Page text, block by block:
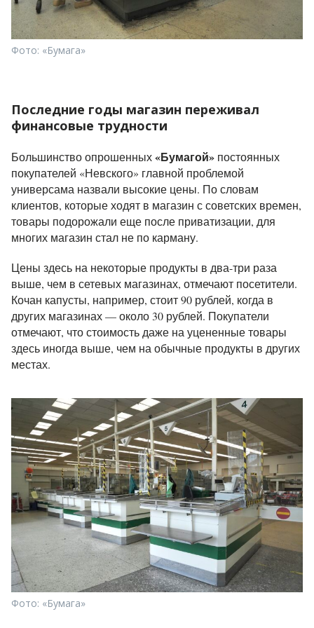
Фото: «Бумага»
Последние годы магазин переживал
финансовые трудности
Большинство опрошенных«Бумагой» постоянных
покупателей «Невского» главной проблемой
универсама назвали высокие цены. По словам
клиентов, которые ходят в магазин с советских времен,
товары подорожали еще после приватизации, для
многих магазин стал не по карману.
Цены здесь на некоторые продукты в два-три раза
выше, чем в сетевых магазинах, отмечают посетители.
Кочан капусты, например, стоит 90 рублей, когда в
других магазинах — около 30 рублей. Покупатели
отмечают, что стоимость даже на уцененные товары
здесь иногда выше, чем на обычные продукты в других
местах.
Фото: «Бумага»